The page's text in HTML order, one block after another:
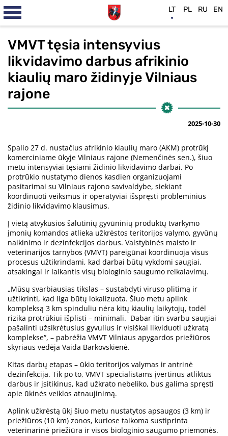
VMVT tęsia intensyvius
likvidavimo darbus afrikinio
kiaulių maro židinyje Vilniaus
rajone
2025-10-30
Spalio 27 d. nustačius afrikinio kiaulių maro (AKM) protrūkį
komerciniame ūkyje Vilniaus rajone (Nemenčinės sen.), šiuo
metu intensyviai tęsiami židinio likvidavimo darbai. Po
protrūkio nustatymo dienos kasdien organizuojami
pasitarimai su Vilniaus rajono savivaldybe, siekiant
koordinuoti veiksmus ir operatyviai išspręsti probleminius
židinio likvidavimo klausimus.
Į vietą atvykusios šalutinių gyvūninių produktų tvarkymo
įmonių komandos atlieka užkrėstos teritorijos valymo, gyvūnų
naikinimo ir dezinfekcijos darbus. Valstybinės maisto ir
veterinarijos tarnybos (VMVT) pareigūnai koordinuoja visus
procesus užtikrindami, kad darbai būtų vykdomi saugiai,
atsakingai ir laikantis visų biologinio saugumo reikalavimų.
„Mūsų svarbiausias tikslas – sustabdyti viruso plitimą ir
užtikrinti, kad liga būtų lokalizuota. Šiuo metu aplink
kompleksą 3 km spinduliu nėra kitų kiaulių laikytojų, todėl
rizika protrūkiui išplisti – minimali. Dabar itin svarbu saugiai
pašalinti užsikrėtusius gyvulius ir visiškai likviduoti užkratą
komplekse“, – pabrėžia VMVT Vilniaus apygardos priežiūros
skyriaus vedėja Vaida Barkovskienė.
Kitas darbų etapas – ūkio teritorijos valymas ir antrinė
dezinfekcija. Tik po to, VMVT specialistams įvertinus atliktus
darbus ir įsitikinus, kad užkrato nebeliko, bus galima spręsti
apie ūkinės veiklos atnaujinimą.
Aplink užkrėstą ūkį šiuo metu nustatytos apsaugos (3 km) ir
priežiūros (10 km) zonos, kuriose taikoma sustiprinta
veterinarinė priežiūra ir visos biologinio saugumo priemonės.
LT PL RU EN